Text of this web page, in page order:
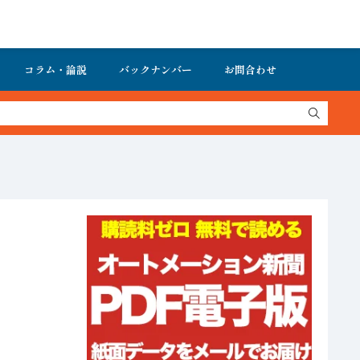
コラム・論説 バックナンバー お問合わせ
ートメーション新聞 最新号＆バックナンバーを無料で公開中 詳細は